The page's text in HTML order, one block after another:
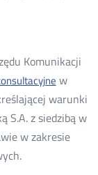
Komunikacji
w
warunki
S.A. z siedzibą w
w zakresie